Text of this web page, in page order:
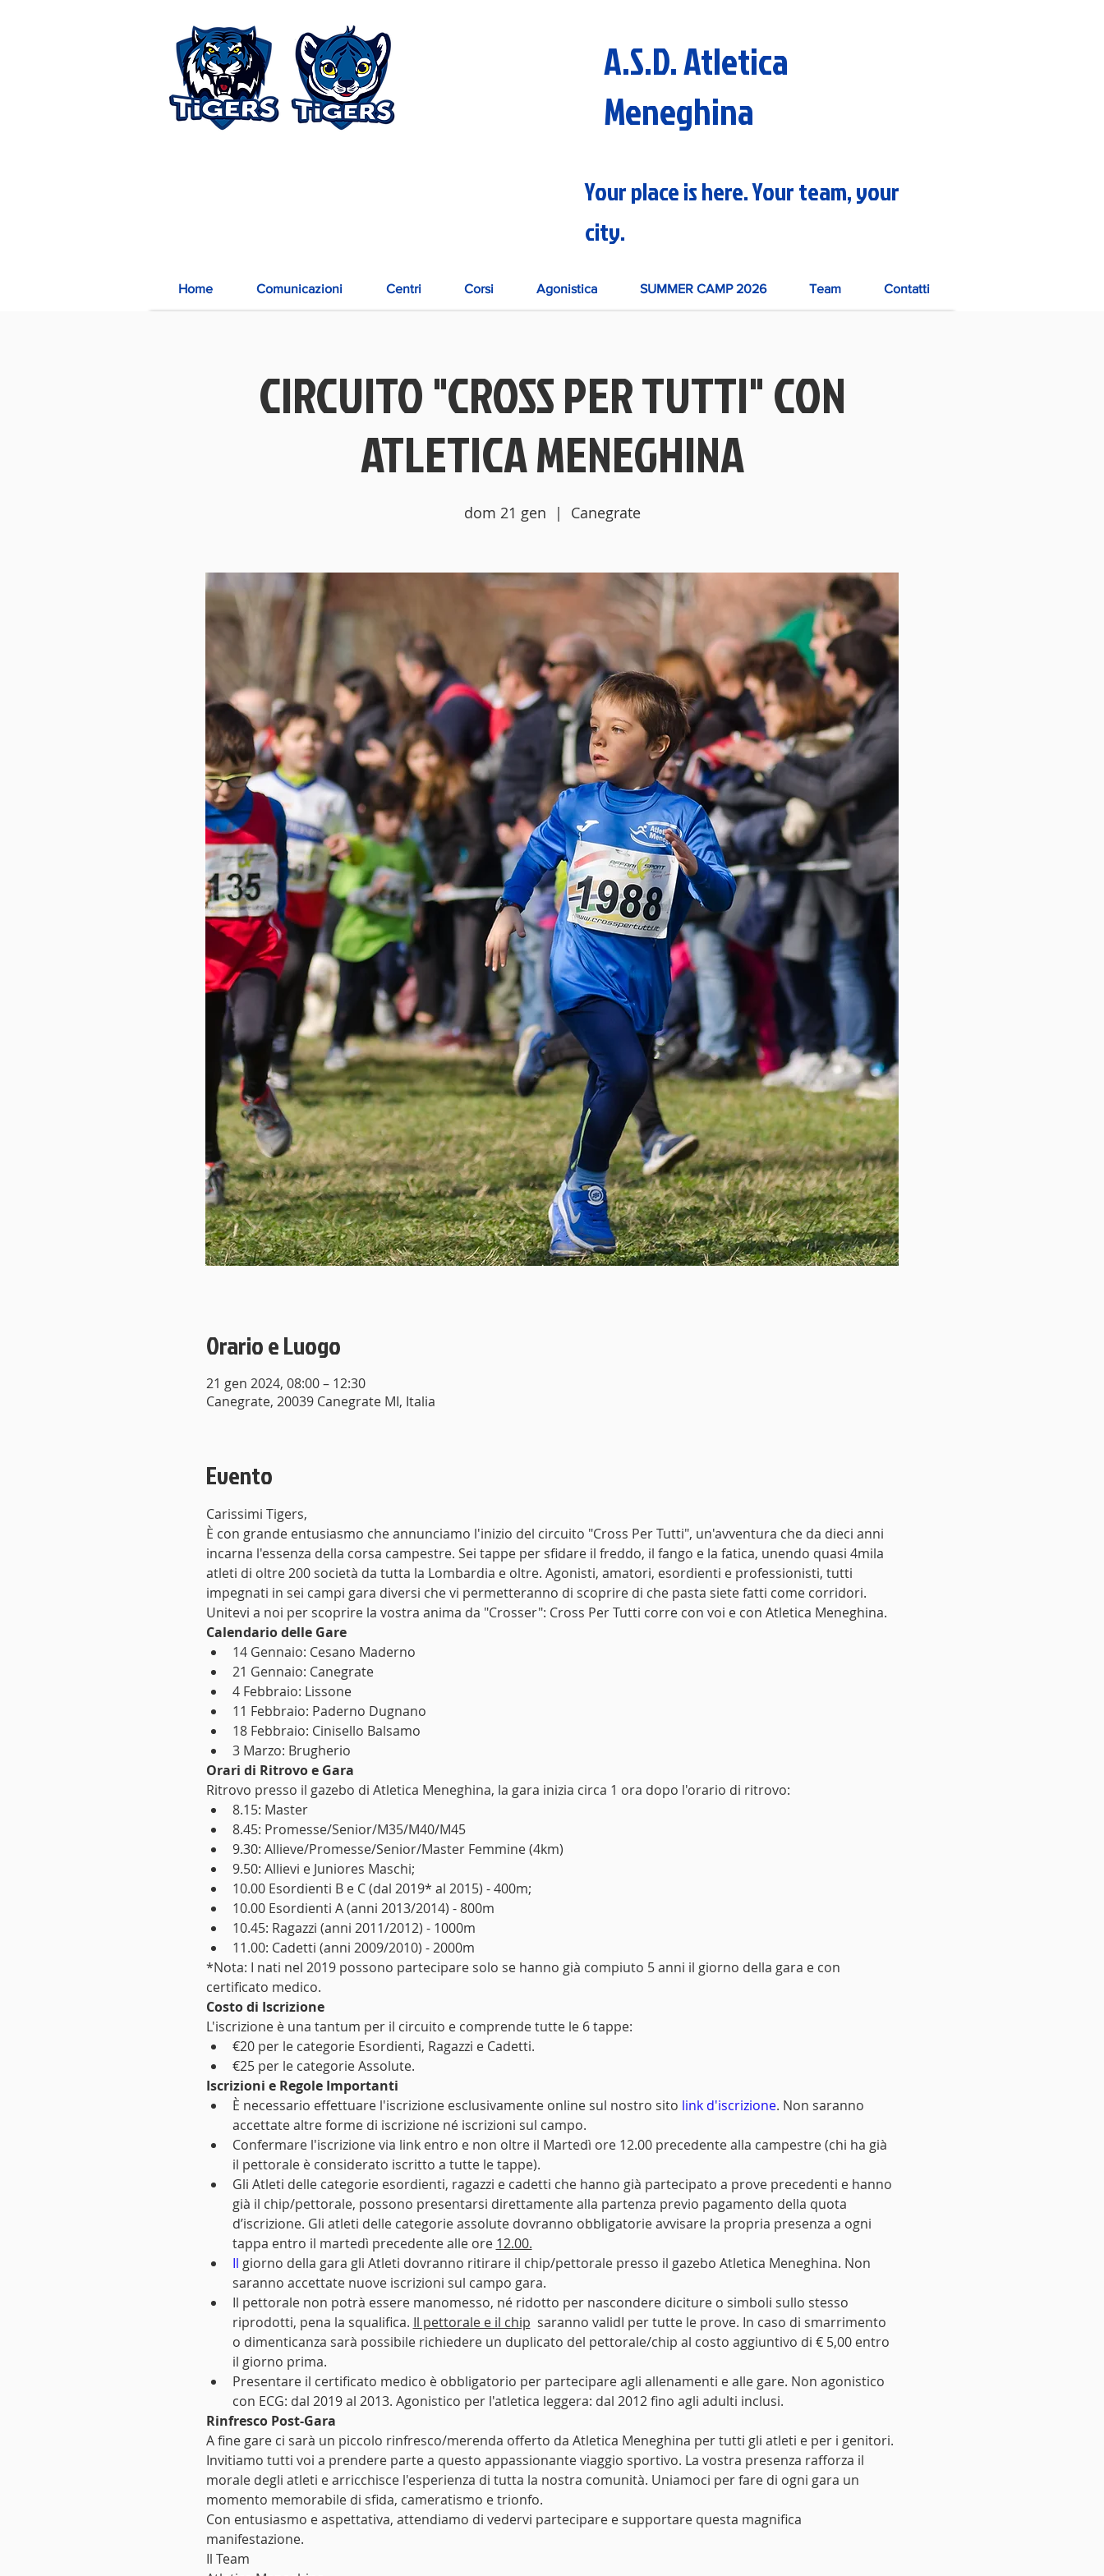
A.S.D. Atletica
Meneghina
Your place is here. Your team, your
city.
Home Comunicazioni Centri Corsi Agonistica SUMMER CAMP 2026 Team Contatti
CIRCUITO "CROSS PER TUTTI" CON
ATLETICA MENEGHINA
dom 21 gen
  |
Canegrate
Orario e Luogo
21 gen 2024, 08:00 – 12:30
Canegrate, 20039 Canegrate MI, Italia
Evento
Carissimi Tigers,
È con grande entusiasmo che annunciamo l'inizio del circuito "Cross Per Tutti", un'avventura che da dieci anni
incarna l'essenza della corsa campestre. Sei tappe per sfidare il freddo, il fango e la fatica, unendo quasi 4mila
atleti di oltre 200 società da tutta la Lombardia e oltre. Agonisti, amatori, esordienti e professionisti, tutti
impegnati in sei campi gara diversi che vi permetteranno di scoprire di che pasta siete fatti come corridori.
Unitevi a noi per scoprire la vostra anima da "Crosser": Cross Per Tutti corre con voi e con Atletica Meneghina.
Calendario delle Gare
14 Gennaio: Cesano Maderno
21 Gennaio: Canegrate
4 Febbraio: Lissone
11 Febbraio: Paderno Dugnano
18 Febbraio: Cinisello Balsamo
3 Marzo: Brugherio
Orari di Ritrovo e Gara
Ritrovo presso il gazebo di Atletica Meneghina, la gara inizia circa 1 ora dopo l'orario di ritrovo:
8.15: Master
8.45: Promesse/Senior/M35/M40/M45
9.30: Allieve/Promesse/Senior/Master Femmine (4km)
9.50: Allievi e Juniores Maschi;
10.00 Esordienti B e C (dal 2019* al 2015) - 400m;
10.00 Esordienti A (anni 2013/2014) - 800m
10.45: Ragazzi (anni 2011/2012) - 1000m
11.00: Cadetti (anni 2009/2010) - 2000m
*Nota: I nati nel 2019 possono partecipare solo se hanno già compiuto 5 anni il giorno della gara e con
certificato medico.
Costo di Iscrizione
L'iscrizione è una tantum per il circuito e comprende tutte le 6 tappe:
€20 per le categorie Esordienti, Ragazzi e Cadetti.
€25 per le categorie Assolute.
Iscrizioni e Regole Importanti
È necessario effettuare l'iscrizione esclusivamente online sul nostro sito link d'iscrizione. Non saranno
accettate altre forme di iscrizione né iscrizioni sul campo.
Confermare l'iscrizione via link entro e non oltre il Martedì ore 12.00 precedente alla campestre (chi ha già
il pettorale è considerato iscritto a tutte le tappe).
Gli Atleti delle categorie esordienti, ragazzi e cadetti che hanno già partecipato a prove precedenti e hanno
già il chip/pettorale, possono presentarsi direttamente alla partenza previo pagamento della quota
d’iscrizione. Gli atleti delle categorie assolute dovranno obbligatorie avvisare la propria presenza a ogni
tappa entro il martedì precedente alle ore 12.00.
Il giorno della gara gli Atleti dovranno ritirare il chip/pettorale presso il gazebo Atletica Meneghina. Non
saranno accettate nuove iscrizioni sul campo gara.
Il pettorale non potrà essere manomesso, né ridotto per nascondere diciture o simboli sullo stesso
riprodotti, pena la squalifica. Il pettorale e il chip saranno validI per tutte le prove. In caso di smarrimento
o dimenticanza sarà possibile richiedere un duplicato del pettorale/chip al costo aggiuntivo di € 5,00 entro
il giorno prima.
Presentare il certificato medico è obbligatorio per partecipare agli allenamenti e alle gare. Non agonistico
con ECG: dal 2019 al 2013. Agonistico per l'atletica leggera: dal 2012 fino agli adulti inclusi.
Rinfresco Post-Gara
A fine gare ci sarà un piccolo rinfresco/merenda offerto da Atletica Meneghina per tutti gli atleti e per i genitori.
Invitiamo tutti voi a prendere parte a questo appassionante viaggio sportivo. La vostra presenza rafforza il
morale degli atleti e arricchisce l'esperienza di tutta la nostra comunità. Uniamoci per fare di ogni gara un
momento memorabile di sfida, cameratismo e trionfo.
Con entusiasmo e aspettativa, attendiamo di vedervi partecipare e supportare questa magnifica
manifestazione.
Il Team